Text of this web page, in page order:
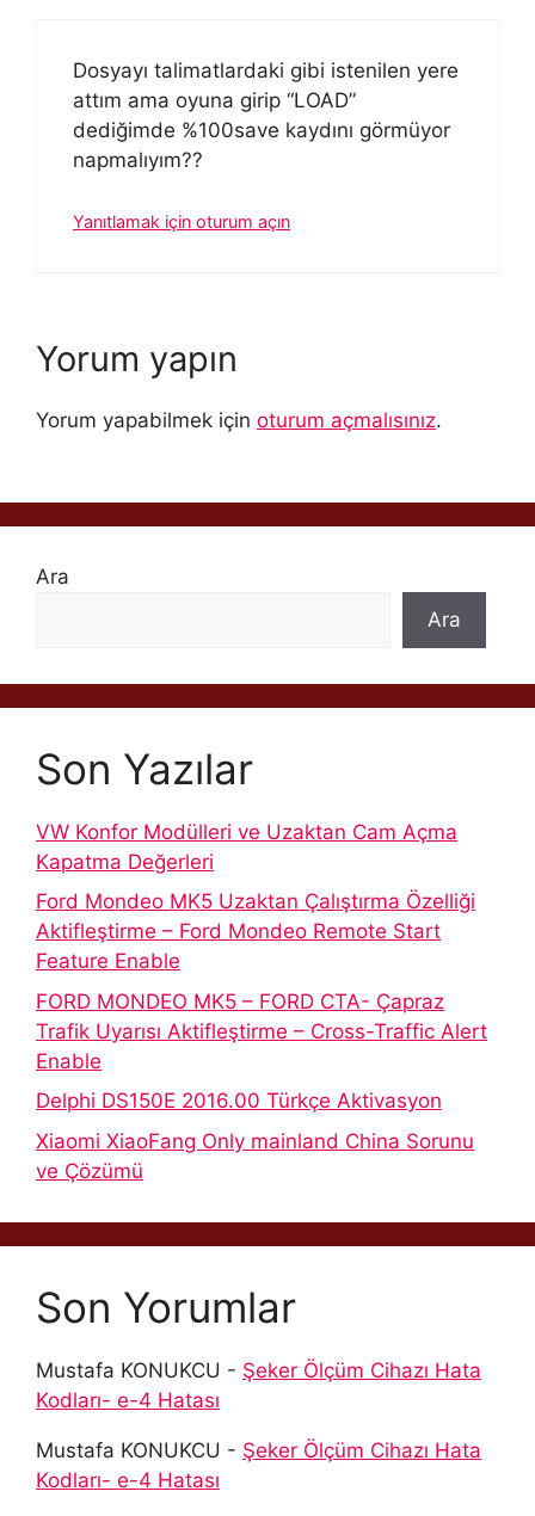
Dosyayı talimatlardaki gibi istenilen yere
attım ama oyuna girip “LOAD”
dediğimde %100save kaydını görmüyor
napmalıyım??
Yanıtlamak için oturum açın
Yorum yapın
Yorum yapabilmek için oturum açmalısınız.
Ara
Ara
Son Yazılar
VW Konfor Modülleri ve Uzaktan Cam Açma
Kapatma Değerleri
Ford Mondeo MK5 Uzaktan Çalıştırma Özelliği
Aktifleştirme – Ford Mondeo Remote Start
Feature Enable
FORD MONDEO MK5 – FORD CTA- Çapraz
Trafik Uyarısı Aktifleştirme – Cross-Traffic Alert
Enable
Delphi DS150E 2016.00 Türkçe Aktivasyon
Xiaomi XiaoFang Only mainland China Sorunu
ve Çözümü
Son Yorumlar
Mustafa KONUKCU - Şeker Ölçüm Cihazı Hata
Kodları- e-4 Hatası
Mustafa KONUKCU - Şeker Ölçüm Cihazı Hata
Kodları- e-4 Hatası